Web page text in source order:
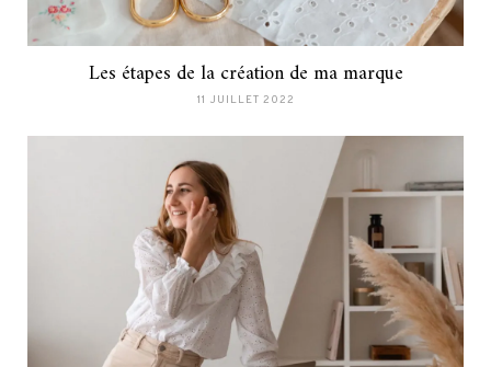
Les étapes de la création de ma marque
11 JUILLET 2022